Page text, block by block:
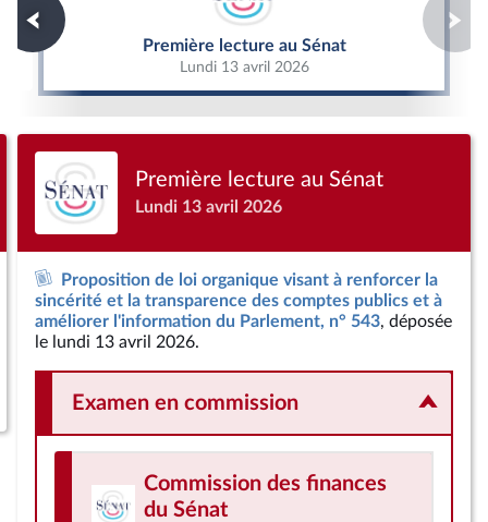
Première lecture au Sénat
Lundi 13 avril 2026
Première lecture au Sénat
Première lecture au Sénat
Lundi 13 avril 2026
Proposition de loi organique visant à renforcer la
sincérité et la transparence des comptes publics et à
améliorer l'information du Parlement, n° 543, déposée
le lundi 13 avril 2026.
Examen en commission
Commission des finances
du Sénat